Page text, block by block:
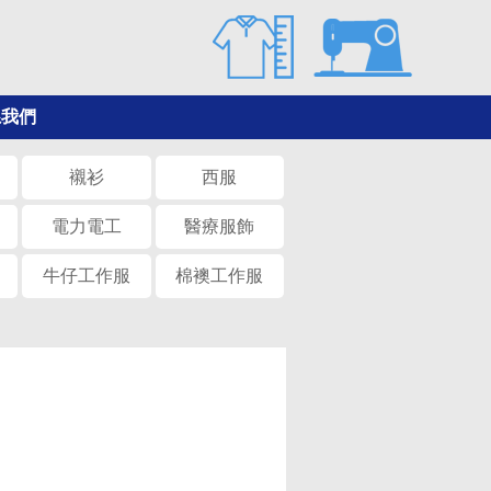
們
襯衫 西服
電力電工 醫療服飾
牛仔工作服 棉襖工作服